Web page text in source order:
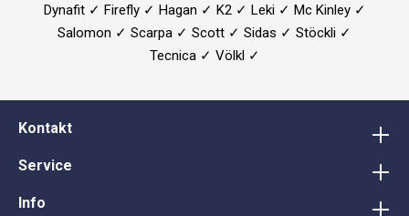
Dynafit ✓ Firefly ✓ Hagan ✓ K2 ✓ Leki ✓ Mc Kinley ✓
Salomon ✓ Scarpa ✓ Scott ✓ Sidas ✓ Stöckli ✓
Tecnica ✓ Völkl ✓
Kontakt
Service
Info